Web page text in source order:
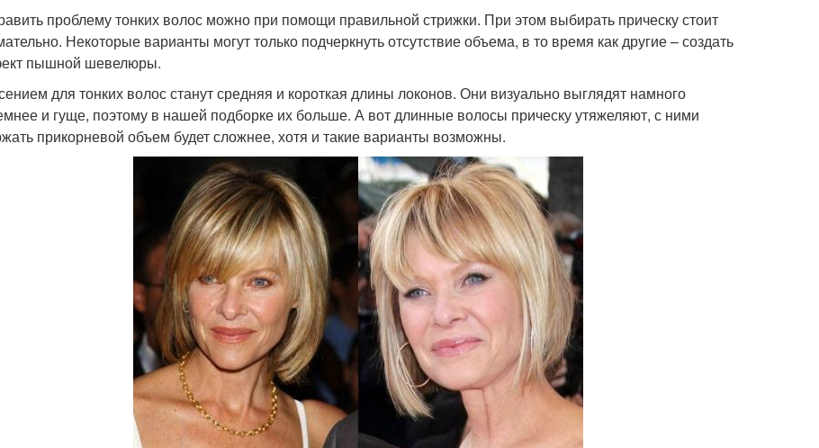
проблему тонких волос можно при помощи правильной стрижки. При этом выбирать прическу стоит
Некоторые варианты могут только подчеркнуть отсутствие объема, в то время как другие – создать
пышной шевелюры.
для тонких волос станут средняя и короткая длины локонов. Они визуально выглядят намного
и гуще, поэтому в нашей подборке их больше. А вот длинные волосы прическу утяжеляют, с ними
прикорневой объем будет сложнее, хотя и такие варианты возможны.